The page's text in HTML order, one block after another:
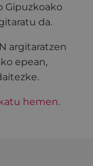
Gipuzkoako
da.
argitaratzen
epean,
hemen.